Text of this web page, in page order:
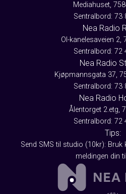
Mediahuset,
Sentralbord: 73
Nea Radio
Ol-kanelesaveien 2,
Sentralbord: 72
Nea Radio
Kjøpmannsgata 37,
Sentralbord: 73
Nea Radio
Ålentorget 2.etg,
Sentralbord: 72
Tips:
Send SMS til studio (10kr): Bruk
meldingen din